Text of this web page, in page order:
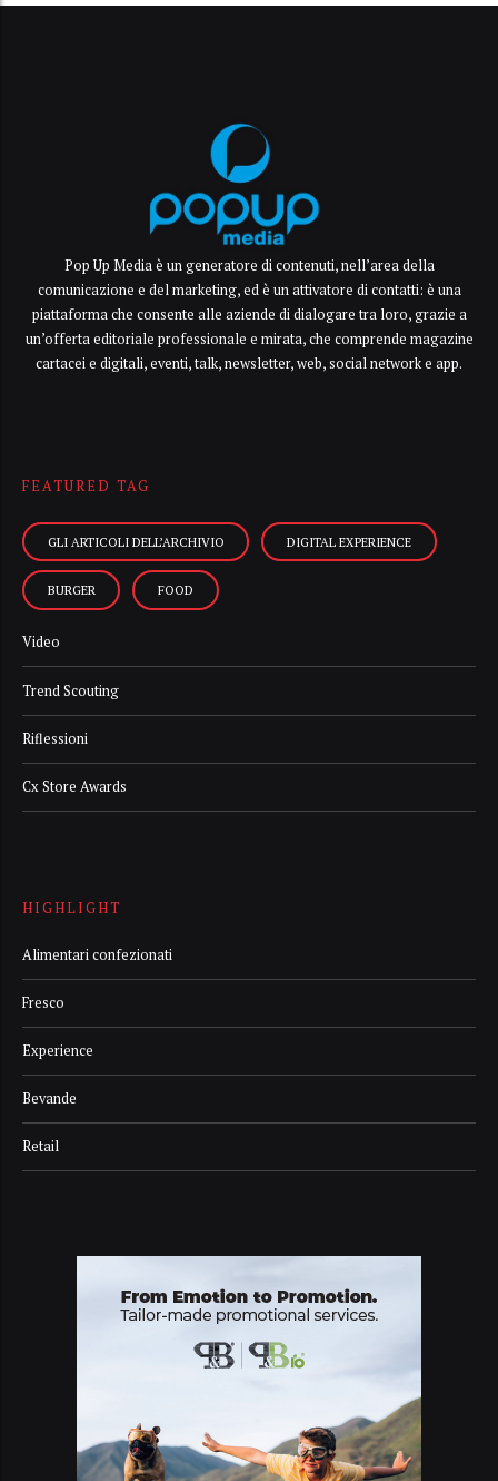
Pop Up Media è un generatore di contenuti, nell’area della
comunicazione e del marketing, ed è un attivatore di contatti: è una
piattaforma che consente alle aziende di dialogare tra loro, grazie a
un’offerta editoriale professionale e mirata, che comprende magazine
cartacei e digitali, eventi, talk, newsletter, web, social network e app.
FEATURED TAG
GLI ARTICOLI DELL’ARCHIVIO DIGITAL EXPERIENCE
BURGER FOOD
Video
Trend Scouting
Riflessioni
Cx Store Awards
HIGHLIGHT
Alimentari confezionati
Fresco
Experience
Bevande
Retail